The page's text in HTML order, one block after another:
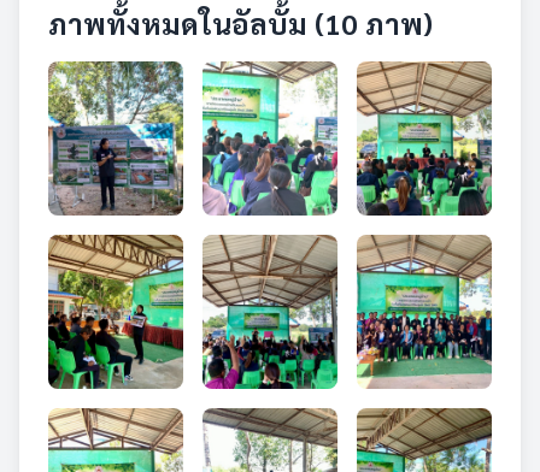
ภาพทั้งหมดในอัลบั้ม (10 ภาพ)